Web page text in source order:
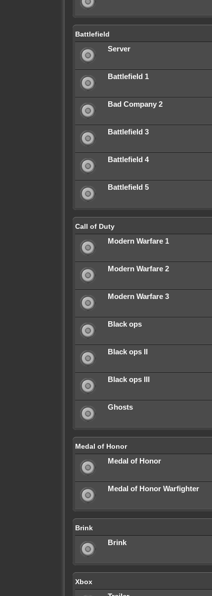
Battlefield
Server
Battlefield 1
Bad Company 2
Battlefield 3
Battlefield 4
Battlefield 5
Call of Duty
Modern Warfare 1
Modern Warfare 2
Modern Warfare 3
Black ops
Black ops II
Black ops III
Ghosts
Medal of Honor
Medal of Honor
Medal of Honor Warfighter
Brink
Brink
Xbox